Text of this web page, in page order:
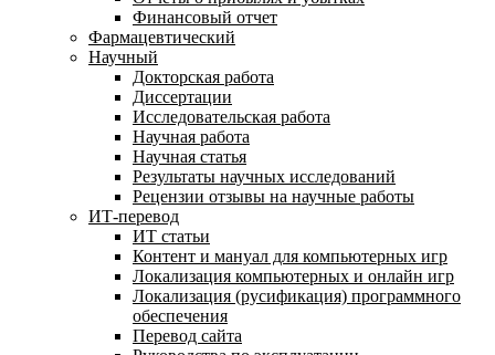
Финансовый отчет
Фармацевтический
Научный
Докторская работа
Диссертации
Исследовательская работа
Научная работа
Научная статья
Результаты научных исследований
Рецензии отзывы на научные работы
ИТ-перевод
ИТ статьи
Контент и мануал для компьютерных игр
Локализация компьютерных и онлайн игр
Локализация (русификация) программного
обеспечения
Перевод сайта